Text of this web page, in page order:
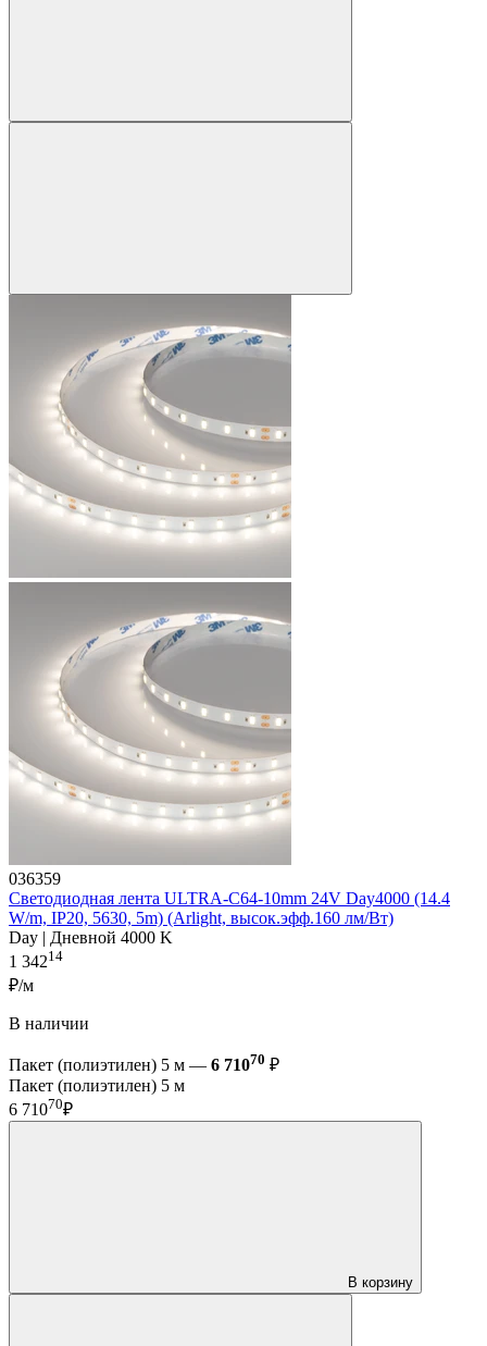
036359
Светодиодная лента ULTRA-C64-10mm 24V Day4000 (14.4
W/m, IP20, 5630, 5m) (Arlight, высок.эфф.160 лм/Вт)
Day | Дневной 4000 K
1 34214
₽/м
В наличии
Пакет (полиэтилен) 5 м — 6 71070 ₽
Пакет (полиэтилен) 5 м
6 71070₽
В корзину